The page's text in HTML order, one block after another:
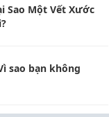
Sao Một Vết Xước
sao bạn không